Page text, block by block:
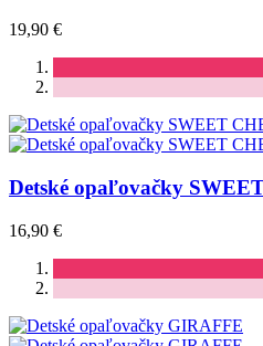
19,90 €
Detské opaľovačky
16,90 €